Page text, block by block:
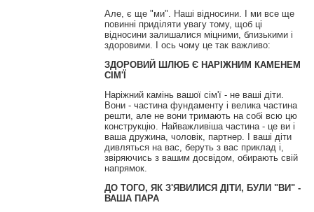
Але, є ще "ми". Наші відносини. І ми все ще
повинні приділяти увагу тому, щоб ці
відносини залишалися міцними, близькими і
здоровими. І ось чому це так важливо:
ЗДОРОВИЙ ШЛЮБ Є НАРІЖНИМ КАМЕНЕМ
СІМ'Ї
Наріжний камінь вашої сім'ї - не ваші діти.
Вони - частина фундаменту і велика частина
решти, але не вони тримають на собі всю цю
конструкцію. Найважливіша частина - це ви і
ваша дружина, чоловік, партнер. І ваші діти
дивляться на вас, беруть з вас приклад і,
звіряючись з вашим досвідом, обирають свій
напрямок.
ДО ТОГО, ЯК З'ЯВИЛИСЯ ДІТИ, БУЛИ "ВИ" -
ВАША ПАРА